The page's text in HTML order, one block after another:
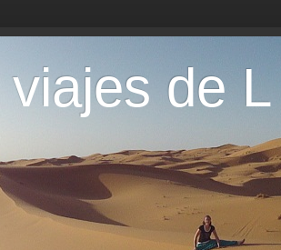
viajes de